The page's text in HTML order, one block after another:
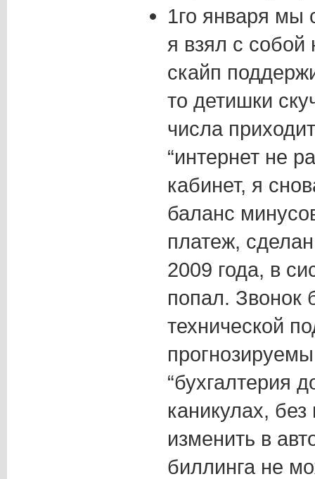
1го января мы
я взял с собой
скайп
то детишки
числа
“интернет не
кабинет, я
баланс
платеж,
2009 года, в
попал. Звонок
технической
“бухгалтерия
каникулах, без
изменить в
биллинга не